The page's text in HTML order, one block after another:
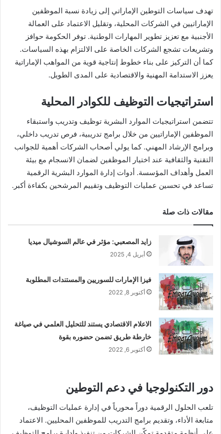
تهدف سياسات التوطين الإماراتي إلى زيادة نسبة الموظفين
الإماراتيين في الشركات المحلية، وتقليل الاعتماد على العمالة
الأجنبية مع تعزيز تطوير المهارات الوطنية. توفر الحكومة حوافز
وتشريعات تشجع الشركات الخاصة على الالتزام بهذه السياسات.
كما أن التركيز على بناء خطوط إنتاجية قوية من المواهب الإماراتية
يعزز الاستدامة المهنية والاقتصادية على المدى الطويل.
استراتيجيات التوظيف للكوادر المحلية
تتضمن استراتيجيات الموارد البشرية توظيف وتدريب واستبقاء
الموظفين الإماراتيين من خلال برامج تدريبية، فرص تدريب داخلي،
وبرامج الإرشاد المهني. كما يولي أصحاب الشركات أهمية للجوانب
التقنية والثقافية عند اختيار الموظفين لضمان الانسجام مع بيئة
العمل وأهداف المؤسسة. أدوات إدارة الموارد البشرية الرقمية
تساعد في تحسين عمليات التوظيف وتقييم المرشحين بكفاءة أكبر.
مقالات ذات صلة
زايد المصعبي: مؤثر في عالم السوشيال ميديا
أبريل 4, 2025
فيزا الإمارات للسوريين والمستندات المطلوبة
أكتوبر 8, 2022
الاعلام الاقتصادي يستند للتحليل العلمي في صياغة
خارطة طريق تضمن حضوره بقوة
أكتوبر 6, 2022
دور التكنولوجيا في دعم التوطين
تلعب الحلول الرقمية دوراً محورياً في إدارة عمليات التوظيف،
متابعة الأداء، وتقديم برامج التدريب للموظفين المحليين. الاعتماد